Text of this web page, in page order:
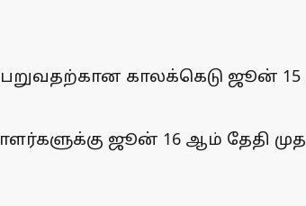
காலக்கெடு ஜூன்
ஜூன் 16 ஆம் தேதி